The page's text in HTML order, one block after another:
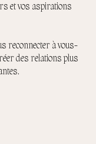
et vos aspirations
reconnecter à vous-
des relations plus